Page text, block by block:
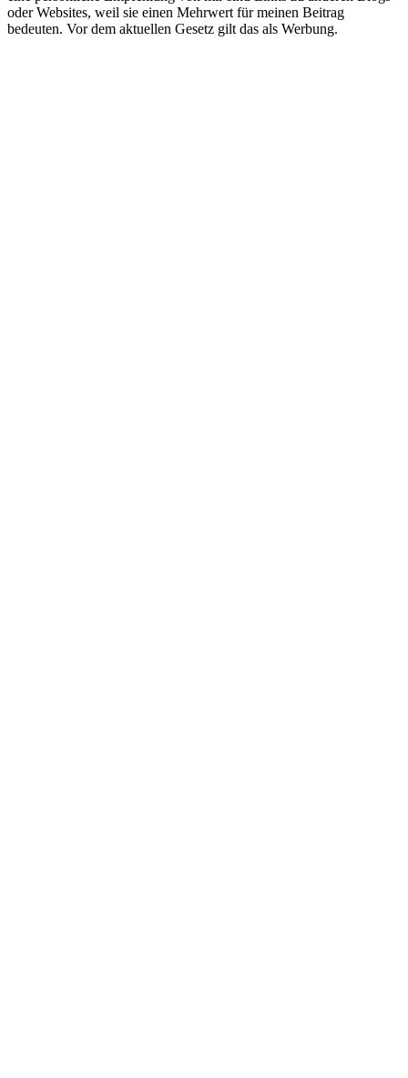
oder Websites, weil sie einen Mehrwert für meinen Beitrag
bedeuten. Vor dem aktuellen Gesetz gilt das als Werbung.